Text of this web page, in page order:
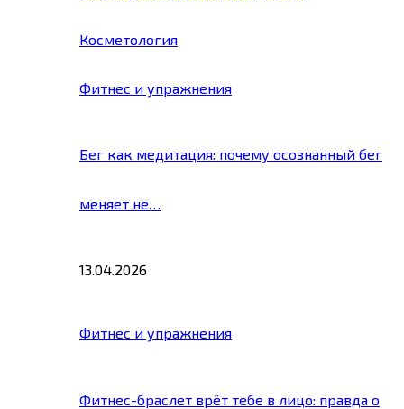
Косметология
Фитнес и упражнения
Бег как медитация: почему осознанный бег
меняет не…
13.04.2026
Фитнес и упражнения
Фитнес-браслет врёт тебе в лицо: правда о